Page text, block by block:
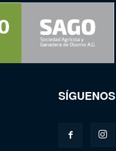
SÍGUENOS